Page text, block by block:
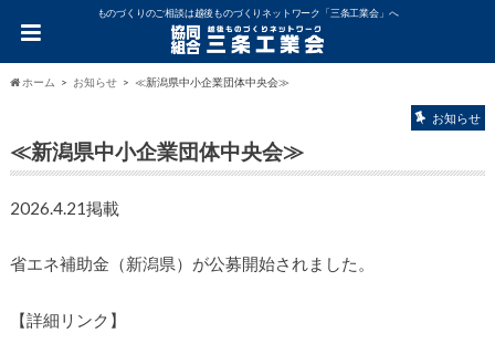
ものづくりのご相談は越後ものづくりネットワーク「三条工業会」へ
ホーム お知らせ ≪新潟県中小企業団体中央会≫
お知らせ
≪新潟県中小企業団体中央会≫
2026.4.21掲載
省エネ補助金（新潟県）が公募開始されました。
【詳細リンク】